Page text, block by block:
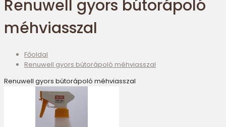
Renuwell gyors bútorápoló
méhviasszal
Főoldal
Renuwell gyors bútorápoló méhviasszal
Renuwell gyors bútorápoló méhviasszal